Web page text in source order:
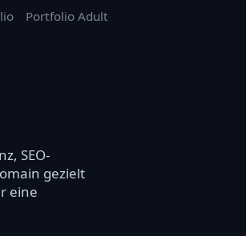
Portfolio Adult
SEO-
gezielt
eine